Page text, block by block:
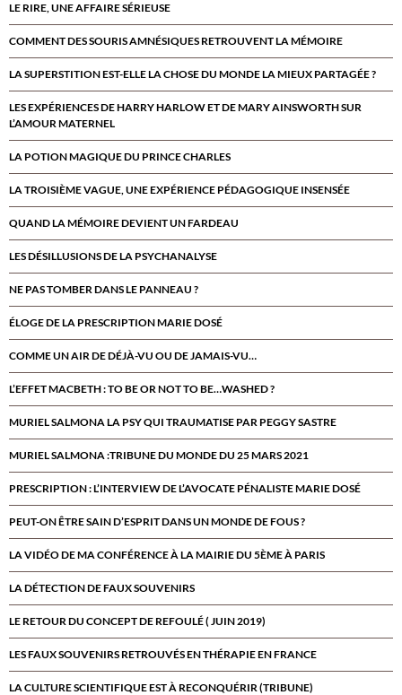
LE RIRE, UNE AFFAIRE SÉRIEUSE
COMMENT DES SOURIS AMNÉSIQUES RETROUVENT LA MÉMOIRE
LA SUPERSTITION EST-ELLE LA CHOSE DU MONDE LA MIEUX PARTAGÉE ?
LES EXPÉRIENCES DE HARRY HARLOW ET DE MARY AINSWORTH SUR
L’AMOUR MATERNEL
LA POTION MAGIQUE DU PRINCE CHARLES
LA TROISIÈME VAGUE, UNE EXPÉRIENCE PÉDAGOGIQUE INSENSÉE
QUAND LA MÉMOIRE DEVIENT UN FARDEAU
LES DÉSILLUSIONS DE LA PSYCHANALYSE
NE PAS TOMBER DANS LE PANNEAU ?
ÉLOGE DE LA PRESCRIPTION MARIE DOSÉ
COMME UN AIR DE DÉJÀ-VU OU DE JAMAIS-VU…
L’EFFET MACBETH : TO BE OR NOT TO BE…WASHED ?
MURIEL SALMONA LA PSY QUI TRAUMATISE PAR PEGGY SASTRE
MURIEL SALMONA :TRIBUNE DU MONDE DU 25 MARS 2021
PRESCRIPTION : L’INTERVIEW DE L’AVOCATE PÉNALISTE MARIE DOSÉ
PEUT-ON ÊTRE SAIN D’ESPRIT DANS UN MONDE DE FOUS ?
LA VIDÉO DE MA CONFÉRENCE À LA MAIRIE DU 5ÈME À PARIS
LA DÉTECTION DE FAUX SOUVENIRS
LE RETOUR DU CONCEPT DE REFOULÉ ( JUIN 2019)
LES FAUX SOUVENIRS RETROUVÉS EN THÉRAPIE EN FRANCE
LA CULTURE SCIENTIFIQUE EST À RECONQUÉRIR (TRIBUNE)